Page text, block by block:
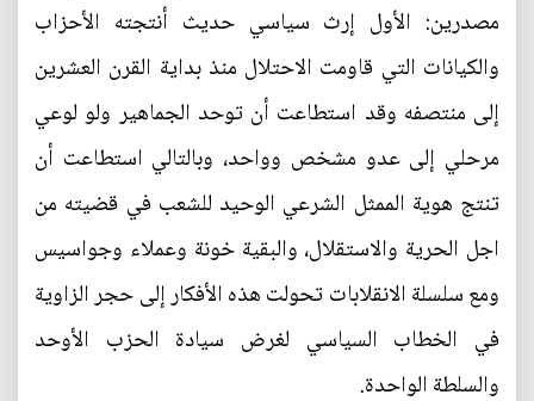
مصدرين: الأول إرث سياسي حديث أنتجته الأحزاب
والكيانات التي قاومت الاحتلال منذ بداية القرن العشرين
إلى منتصفه وقد استطاعت أن توحد الجماهير ولو لوعي
مرحلي إلى عدو مشخص وواحد، وبالتالي استطاعت أن
تنتج هوية الممثل الشرعي الوحيد للشعب في قضيته من
اجل الحرية والاستقلال، والبقية خونة وعملاء وجواسيس
ومع سلسلة الانقلابات تحولت هذه الأفكار إلى حجر الزاوية
في الخطاب السياسي لغرض سيادة الحزب الأوحد
والسلطة الواحدة.